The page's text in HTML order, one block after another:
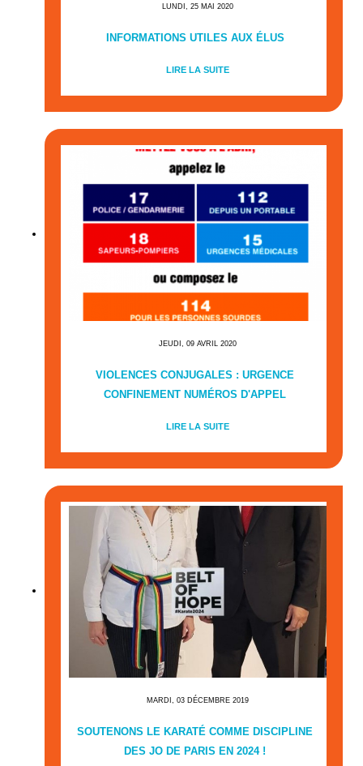
LUNDI, 25 MAI 2020
INFORMATIONS UTILES AUX ÉLUS
LIRE LA SUITE
JEUDI, 09 AVRIL 2020
VIOLENCES CONJUGALES : URGENCE
CONFINEMENT NUMÉROS D'APPEL
LIRE LA SUITE
MARDI, 03 DÉCEMBRE 2019
SOUTENONS LE KARATÉ COMME DISCIPLINE
DES JO DE PARIS EN 2024 !